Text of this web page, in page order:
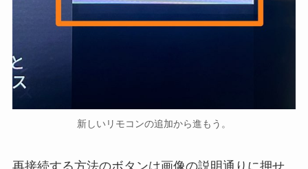
新しいリモコンの追加から進もう。
再接続する方法のボタンは画像の説明通りに押せ